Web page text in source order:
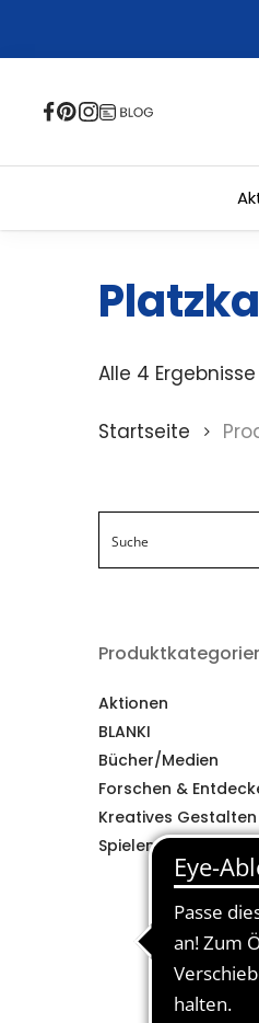
content
Alle 4
Startseite
Aktionen
BLANKI
Bücher/Medien
Forschen &
Kreatives Gestalten
Spielen & Lernen